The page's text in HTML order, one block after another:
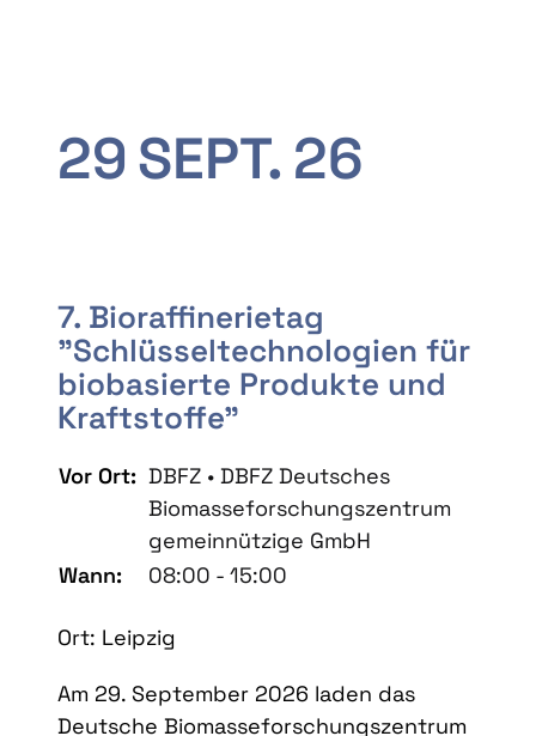
29SEPT. 26
7. Bioraffinerietag
"Schlüsseltechnologien für
biobasierte Produkte und
Kraftstoffe"
Vor Ort: DBFZ • DBFZ Deutsches
Biomasseforschungszentrum
gemeinnützige GmbH
Wann:
08:00 - 15:00
Ort: Leipzig
Am 29. September 2026 laden das
Deutsche Biomasseforschungszentrum